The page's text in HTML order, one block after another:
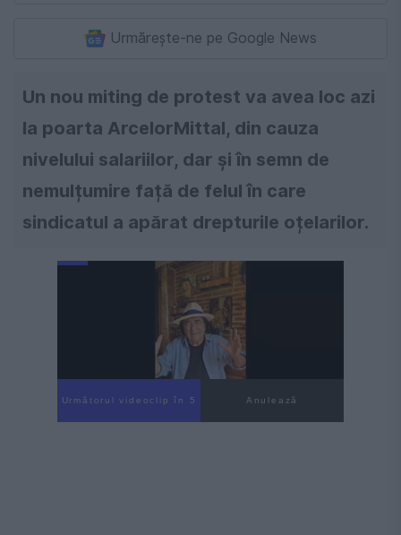
Urmărește-ne pe Google News
Un nou miting de protest va avea loc azi
la poarta ArcelorMittal, din cauza
nivelului salariilor, dar și în semn de
nemulțumire față de felul în care
sindicatul a apărat drepturile oțelarilor.
Următorul videoclip în 4 Anulează